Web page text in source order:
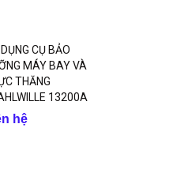
CỤ BẢO
MÁY BAY VÀ
THĂNG
13200A
hệ